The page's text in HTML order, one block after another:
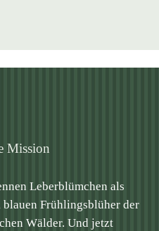
Mission
Leberblümchen als
blauen Frühlingsblüher der
Wälder. Und jetzt